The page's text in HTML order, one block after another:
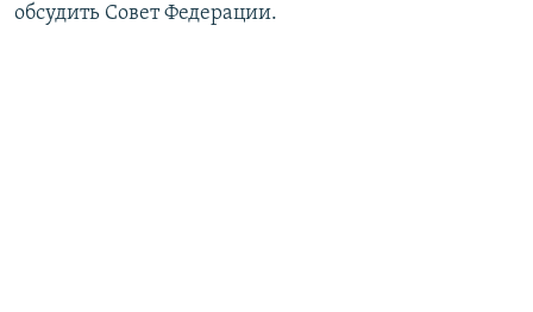
Все сайты РСЕ/РС
обсудить Совет Федерации.